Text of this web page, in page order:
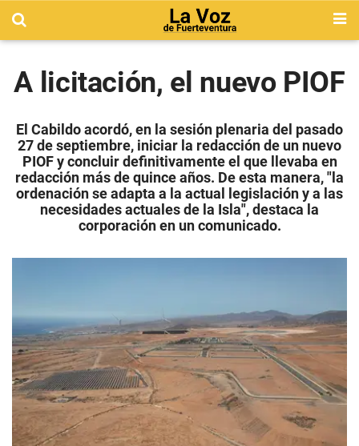
A licitación, el nuevo PIOF
El Cabildo acordó, en la sesión plenaria del pasado
27 de septiembre, iniciar la redacción de un nuevo
PIOF y concluir definitivamente el que llevaba en
redacción más de quince años. De esta manera, "la
ordenación se adapta a la actual legislación y a las
necesidades actuales de la Isla", destaca la
corporación en un comunicado.